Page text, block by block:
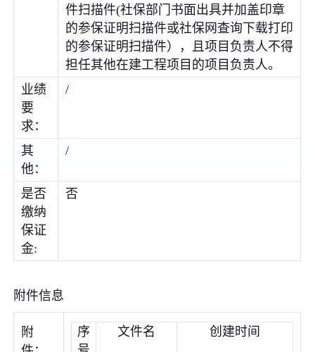
件扫描件(社保部门书面出具并加盖印章
的参保证明扫描件或社保网查询下载打印
的参保证明扫描件），且项目负责人不得
担任其他在建工程项目的项目负责人。
业绩
要
求：
/
其
他：
/
是否
缴纳
保证
金:
否
附件信息
附
序
文件名 创建时间